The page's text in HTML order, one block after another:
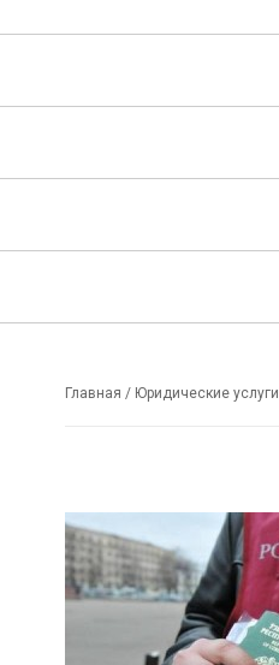
Главная / Юридические услуги